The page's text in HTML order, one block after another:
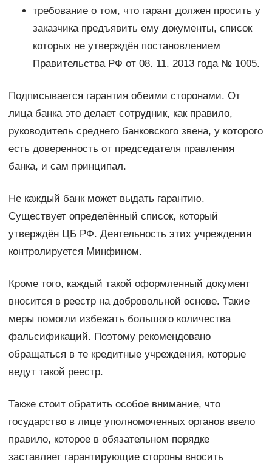
требование о том, что гарант должен просить у
заказчика предъявить ему документы, список
которых не утверждён постановлением
Правительства РФ от 08. 11. 2013 года № 1005.
Подписывается гарантия обеими сторонами. От
лица банка это делает сотрудник, как правило,
руководитель среднего банковского звена, у которого
есть доверенность от председателя правления
банка, и сам принципал.
Не каждый банк может выдать гарантию.
Существует определённый список, который
утверждён ЦБ РФ. Деятельность этих учреждения
контролируется Минфином.
Кроме того, каждый такой оформленный документ
вносится в реестр на добровольной основе. Такие
меры помогли избежать большого количества
фальсификаций. Поэтому рекомендовано
обращаться в те кредитные учреждения, которые
ведут такой реестр.
Также стоит обратить особое внимание, что
государство в лице уполномоченных органов ввело
правило, которое в обязательном порядке
заставляет гарантирующие стороны вносить